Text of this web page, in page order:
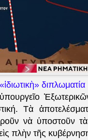
διπλωματία
Τὰ
νὰ ὑποστοῦν τὰ
πλὴν τῆς